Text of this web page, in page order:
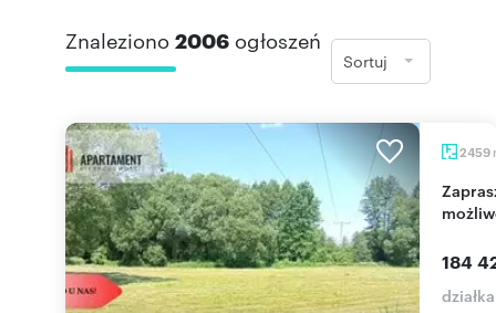
Znaleziono 2006 ogłoszeń
Sortuj
2459
Zapraszam do zakupu działki rolnej z
184